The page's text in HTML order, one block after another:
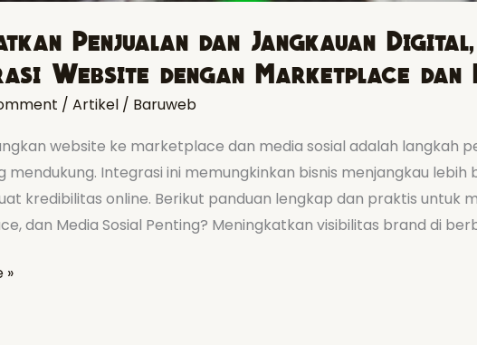
Penjualan dan Jangkauan
Website dengan Marketplace dan
/ Artikel/ Baruweb
website ke marketplace dan media sosial adalah langkah
mendukung. Integrasi ini memungkinkan bisnis menjangkau
kredibilitas online. Berikut panduan lengkap dan praktis untuk
dan Media Sosial Penting? Meningkatkan visibilitas brand di
»